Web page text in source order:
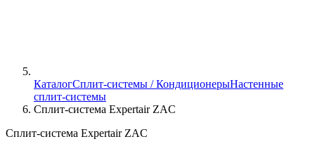
КаталогСплит-системы / КондиционерыНастенные
сплит-системы
Сплит-система Expertair ZAC
Сплит-система Expertair ZAC